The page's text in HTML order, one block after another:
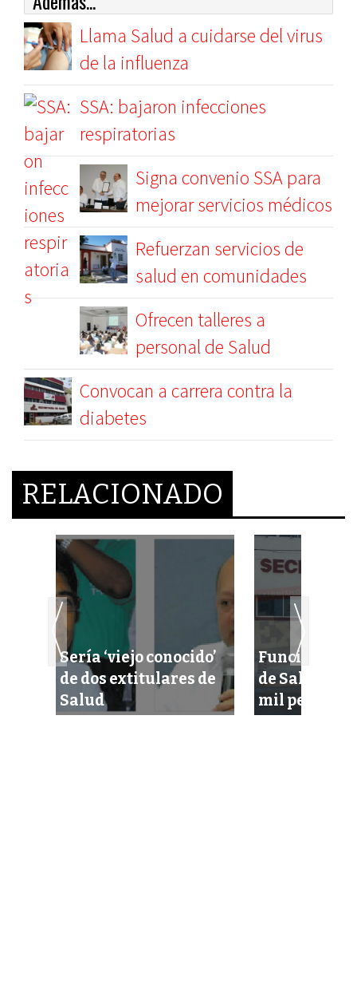
Llama Salud a cuidarse del virus
de la influenza
SSA: bajaron infecciones
respiratorias
Signa convenio SSA para
mejorar servicios médicos
Refuerzan servicios de
salud en comunidades
Ofrecen talleres a
personal de Salud
Convocan a carrera contra la
diabetes
RELACIONADO
Sería ‘viejo conocido’
de dos extitulares de
Salud
Funcionario
de Salud
mil pesos!